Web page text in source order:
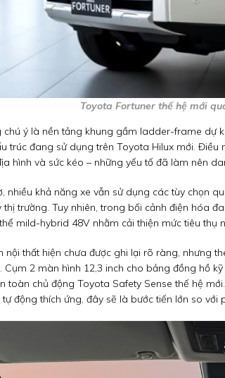
Toyota Fortuner thế hệ mới
ý là nền tảng khung gầm ladder-frame dự
trúc đang sử dụng trên Toyota Hilux mới.
hình và sức kéo – những yếu tố đã làm nên
nhiều khả năng xe vẫn sử dụng các tùy chọn
thị trường. Tuy nhiên, trong bối cảnh điện hóa
mild-hybrid 48V nhằm cải thiện mức tiêu thụ
nội thất hiện chưa được ghi lại rõ ràng, nhưng
Cụm 2 màn hình 12,3 inch cho bảng đồng hồ
toàn chủ động Toyota Safety Sense thế hệ
động thích ứng, đây sẽ là bước tiến lớn so với